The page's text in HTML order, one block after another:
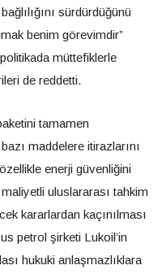
sürdürdüğünü
benim görevimdir”
müttefiklerle
de reddetti.
tamamen
maddelere itirazlarını
enerji güvenliğini
uluslararası tahkim
kararlardan kaçınılması
petrol şirketi Lukoil’in
hukuki anlaşmazlıklara